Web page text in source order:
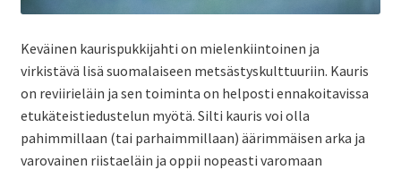
Jäsenyys
Palaute
Keväinen kaurispukkijahti on mielenkiintoinen ja
virkistävä lisä suomalaiseen metsästyskulttuuriin. Kauris
on reviirieläin ja sen toiminta on helposti ennakoitavissa
etukäteistiedustelun myötä. Silti kauris voi olla
pahimmillaan (tai parhaimmillaan) äärimmäisen arka ja
varovainen riistaeläin ja oppii nopeasti varomaan